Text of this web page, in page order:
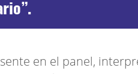
en el panel,